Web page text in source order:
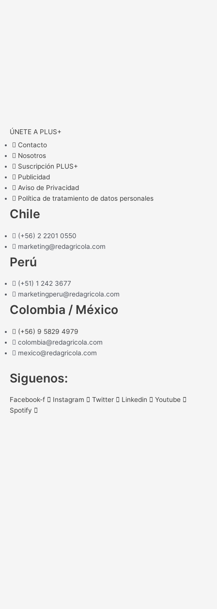
ÚNETE A PLUS+
Contacto
Nosotros
Suscripción PLUS+
Publicidad
Aviso de Privacidad
Política de tratamiento de datos personales
Chile
(+56) 2 2201 0550
marketing@redagricola.com
Perú
(+51) 1 242 3677
marketingperu@redagricola.com
Colombia / México
(+56) 9 5829 4979
colombia@redagricola.com
mexico@redagricola.com
Siguenos:
Facebook-f Instagram Twitter Linkedin
Youtube
Spotify